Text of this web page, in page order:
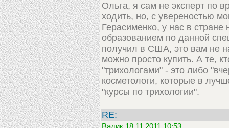
Ольга, я сам не эксперт по
ходить, но, с увереностью
Герасименко, у нас в стране
образованием по данной
получил в США, это вам не
можно просто купить. А те,
"трихологами" - это либо
косметологи, которые в
"курсы по трихологии".
RE: